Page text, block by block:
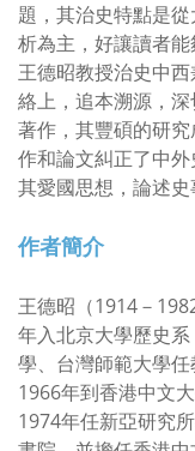
題，其治史特點是
析為主，好讓讀者能
王德昭教授治史中
絡上，追本溯源，
著作，其豐碩的研
作和論文糾正了中
其愛國思想，論述史
作者簡介
王德昭（1914－
年入北京大學歷史
學、台灣師範大學任
1966年到香港中文
1974年任新亞研究